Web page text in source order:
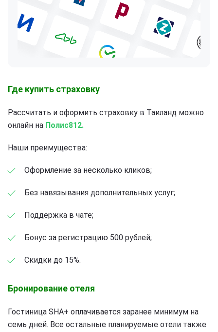
Где купить страховку
Рассчитать и оформить страховку в Таиланд можно
онлайн на Полис812.
Наши преимущества:
Оформление за несколько кликов;
Без навязывания дополнительных услуг;
Поддержка в чате;
Бонус за регистрацию 500 рублей;
Скидки до 15%.
Бронирование отеля
Гостиница SHA+ оплачивается заранее минимум на
семь дней. Все остальные планируемые отели также